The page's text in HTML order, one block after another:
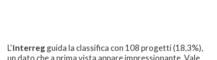
L'Interregguida la classifica con 108 progetti (18,3%),